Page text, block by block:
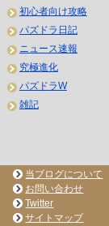
初心者向け攻略
パズドラ日記
ニュース速報
究極進化
パズドラW
雑記
当ブログについて
お問い合わせ
Twitter
サイトマップ